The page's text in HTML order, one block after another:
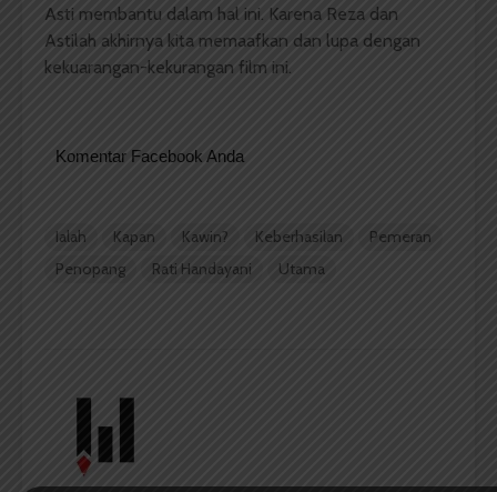
Asti membantu dalam hal ini. Karena Reza dan
Astilah akhirnya kita memaafkan dan lupa dengan
kekuarangan-kekurangan film ini.
Komentar Facebook Anda
Ialah Kapan Kawin? Keberhasilan
Pemeran
Penopang
Rati Handayani Utama